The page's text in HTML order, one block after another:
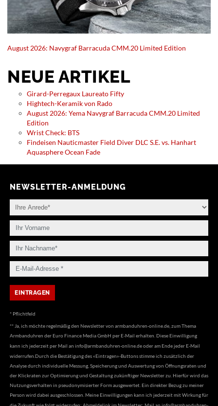
August 2026: Navygraf Barracuda CMM.20 Limited Edition
NEUE ARTIKEL
Girard-Perregaux Laureato Fifty
Hightech-Keramik von Rado
August 2026: Yema Navygraf Barracuda CMM.20 Limited
Edition
Wrist Check: BTS
Findeisen Nauticmaster Field Diver DLC S.E. vs. Hanhart
Aquasphere Ocean Fade
NEWSLETTER-ANMELDUNG
* Pflichtfeld
** Ja, ich möchte regelmäßig den Newsletter von armbanduhren-online.de, zum Thema
Armbanduhren der Euro Finance Media GmbH per E-Mail erhalten. Diese Einwilligung
kann ich jederzeit per Mail an info@armbanduhren-online.deoder am Ende jeder E-Mail
widerrufen.Durch die Bestätigung des «Eintragen»-Buttons stimme ich zusätzlich der
Analyse durch individuelle Messung, Speicherung und Auswertung von Öffnungsraten und
der Klickraten zur Optimierung und Gestaltung zukünftiger Newsletter zu. Hierfür wird das
Nutzungsverhalten in pseudonymisierter Form ausgewertet. Ein direkter Bezug zu meiner
Person wird dabei ausgeschlossen. Meine Einwilligungen kann ich jederzeit mit Wirkung für